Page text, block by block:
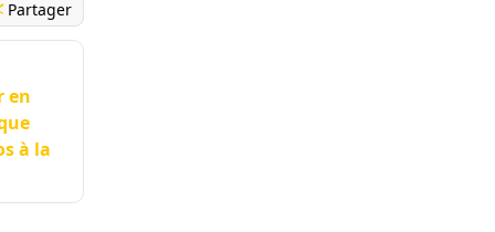
Partager
en
à la